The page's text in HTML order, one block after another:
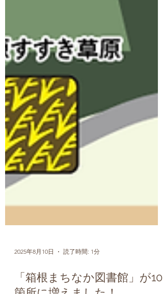
2025年8月10日 読了時間: 1分